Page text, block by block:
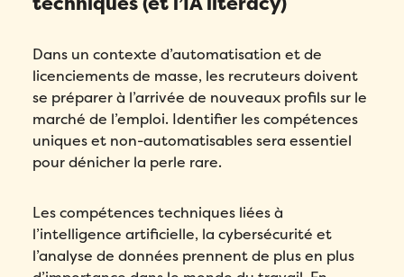
Dans un contexte d’automatisation et de
licenciements de masse, les recruteurs doivent
se préparer à l’arrivée de nouveaux profils sur le
marché de l’emploi. Identifier les compétences
uniques et non-automatisables sera essentiel
pour dénicher la perle rare.
Les compétences techniques liées à
l’intelligence artificielle, la cybersécurité et
l’analyse de données prennent de plus en plus